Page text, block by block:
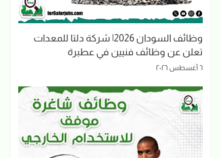
وظائف السودان 2026| شركة دلتا للمعدات
تعلن عن وظائف فنيين في عطبرة
٦ أغسطس ٢٠٢٦